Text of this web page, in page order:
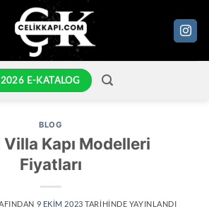
2026 E-KATALOG
BLOG
Kapı Modelleri
Fiyatları
9 EKIM 2023 TARIHINDE YAYINLANDI